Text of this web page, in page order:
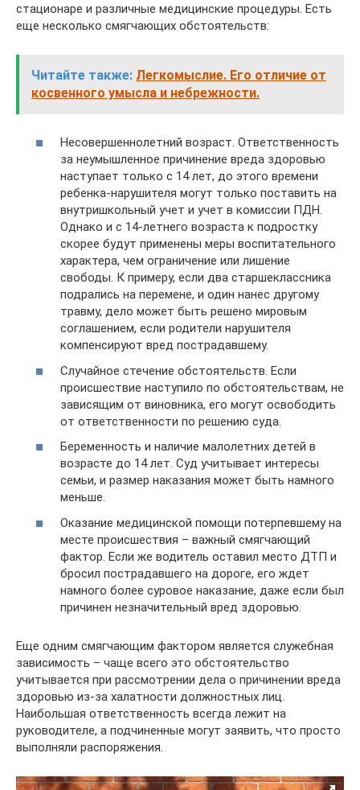
стационаре и различные медицинские процедуры. Есть
еще несколько смягчающих обстоятельств:
Читайте также: Легкомыслие. Его отличие от
косвенного умысла и небрежности.
Несовершеннолетний возраст. Ответственность
за неумышленное причинение вреда здоровью
наступает только с 14 лет, до этого времени
ребенка-нарушителя могут только поставить на
внутришкольный учет и учет в комиссии ПДН.
Однако и с 14-летнего возраста к подростку
скорее будут применены меры воспитательного
характера, чем ограничение или лишение
свободы. К примеру, если два старшеклассника
подрались на перемене, и один нанес другому
травму, дело может быть решено мировым
соглашением, если родители нарушителя
компенсируют вред пострадавшему.
Случайное стечение обстоятельств. Если
происшествие наступило по обстоятельствам, не
зависящим от виновника, его могут освободить
от ответственности по решению суда.
Беременность и наличие малолетних детей в
возрасте до 14 лет. Суд учитывает интересы
семьи, и размер наказания может быть намного
меньше.
Оказание медицинской помощи потерпевшему на
месте происшествия – важный смягчающий
фактор. Если же водитель оставил место ДТП и
бросил пострадавшего на дороге, его ждет
намного более суровое наказание, даже если был
причинен незначительный вред здоровью.
Еще одним смягчающим фактором является служебная
зависимость – чаще всего это обстоятельство
учитывается при рассмотрении дела о причинении вреда
здоровью из-за халатности должностных лиц.
Наибольшая ответственность всегда лежит на
руководителе, а подчиненные могут заявить, что просто
выполняли распоряжения.